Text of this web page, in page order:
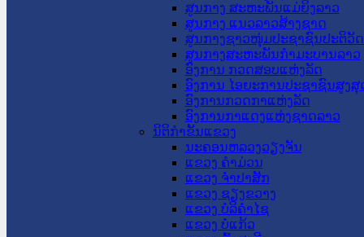
ສູນກາງ ສະຫະພັນແມ່ຍິງລາວ
ສູນກາງ ແນວລາວສ້າງຊາດ
ສູນກາງຊາວໜຸ່ມປະຊາຊົນປະຕິວັ
ສູນກາງສະຫະພັນກຳມະບານລາວ
ອົງການ ກວດສອບແຫ່ງລັດ
ອົງການ ໄອຍະການປະຊາຊົນສູງສຸ
ອົງການກວດກາແຫ່ງລັດ
ອົງການກາແດງແຫ່ງຊາດລາວ
ນິຕິກໍາຂັ້ນແຂວງ
ນະ​ຄອນ​ຫລວງວຽງຈັນ
ແຂວງ ຄໍາມ່ວນ
ແຂວງ ຈໍາປາສັກ
ແຂວງ ຊຽງຂວາງ
ແຂວງ ບໍລິຄໍາໄຊ
ແຂວງ ບໍ່ແກ້ວ